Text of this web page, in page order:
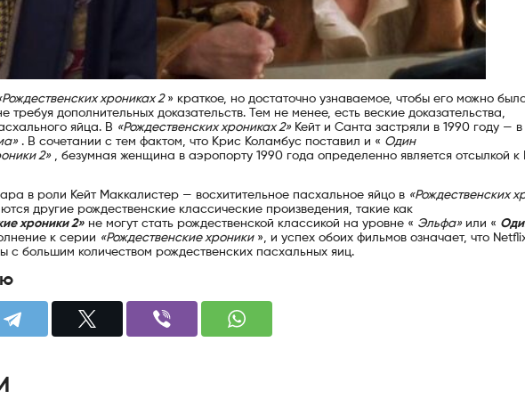
хрониках 2» краткое, но достаточно узнаваемое, чтобы его можно
требуя дополнительных доказательств. Тем не менее, есть веские доказательства,
яйца. В «Рождественских хрониках 2»Кейт и Санта застряли в 1990 году —
. В сочетании с тем фактом, что Крис Коламбус поставил и « Один
2», безумная женщина в аэропорту 1990 года определенно является отсылкой к
в роли Кейт Маккалистер — восхитительное пасхальное яйцо в «Рождественских
другие рождественские классические произведения, такие как
хроники 2» не могут стать рождественской классикой на уровне « Эльфа»или «
к серии «Рождественские хроники», и успех обоих фильмов означает, что
с большим количеством рождественских пасхальных яиц.